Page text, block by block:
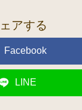
アする
Facebook
LINE